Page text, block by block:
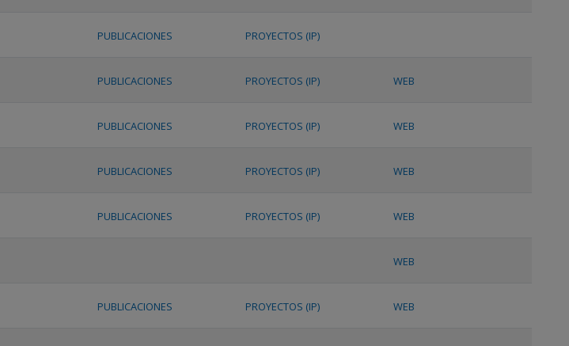
PUBLICACIONES PROYECTOS (IP)
PUBLICACIONES PROYECTOS (IP) WEB
PUBLICACIONES PROYECTOS (IP) WEB
PUBLICACIONES PROYECTOS (IP) WEB
PUBLICACIONES PROYECTOS (IP) WEB
WEB
PUBLICACIONES PROYECTOS (IP) WEB